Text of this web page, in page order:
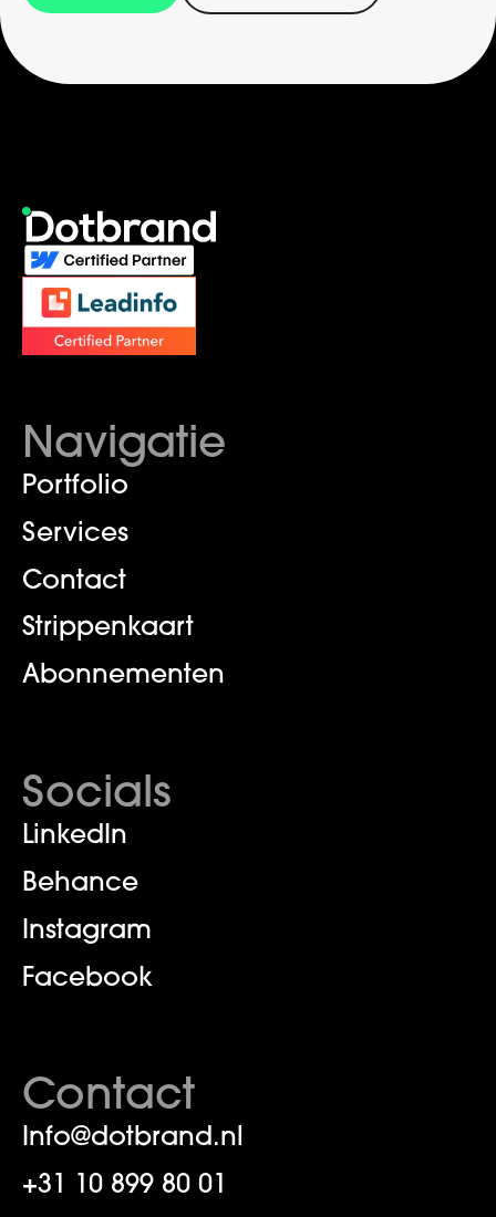
Navigatie
Portfolio
Services
Contact
Strippenkaart
Abonnementen
Socials
LinkedIn
Behance
Instagram
Facebook
Contact
Info@dotbrand.nl
+31 ‪10 899 80 01‬